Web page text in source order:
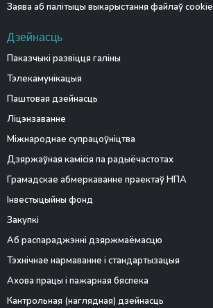
Заява аб палітыцы выкарыстання файлаў cookie
Дзейнасць
Паказчыкі развіцця галіны
Тэлекамунікацыя
Паштовая дзейнасць
Ліцэнзаванне
Міжнароднае супрацоўніцтва
Дзяржаўная камісія па радыёчастотах
Грамадскае абмеркаванне праектаў НПА
Інвестыцыйны фонд
Закупкі
Аб распараджэнні дзяржмаёмасцю
Тэхнічнае нармаванне і стандартызацыя
Ахова працы і пажарная бяспека
Кантрольная (наглядная) дзейнасць